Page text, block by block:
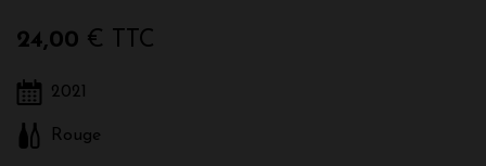
24,00 € TTC
2021
Rouge